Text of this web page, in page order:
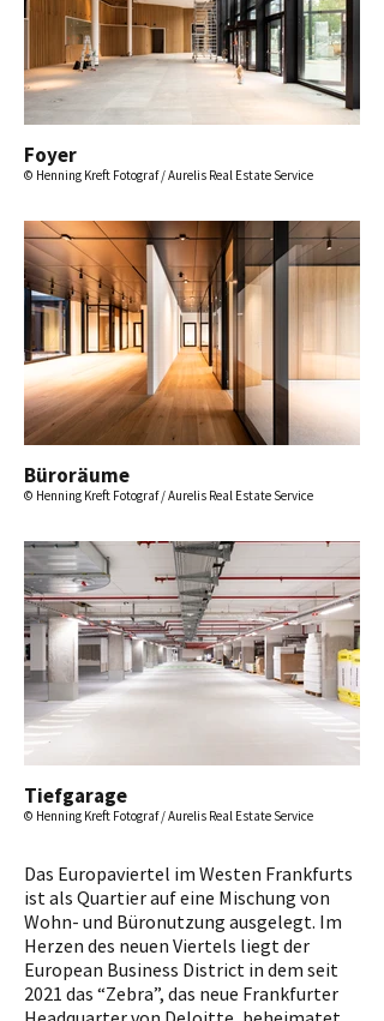
Foyer
© Henning Kreft Fotograf / Aurelis Real Estate Service
Büroräume
© Henning Kreft Fotograf / Aurelis Real Estate Service
Tiefgarage
© Henning Kreft Fotograf / Aurelis Real Estate Service
Das Europaviertel im Westen Frankfurts
ist als Quartier auf eine Mischung von
Wohn- und Büronutzung ausgelegt. Im
Herzen des neuen Viertels liegt der
European Business District in dem seit
2021 das “Zebra”, das neue Frankfurter